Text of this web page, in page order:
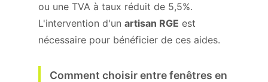
ou une TVA à taux réduit de 5,5%.
L'intervention d'un artisan RGE est
nécessaire pour bénéficier de ces aides.
Comment choisir entre fenêtres en